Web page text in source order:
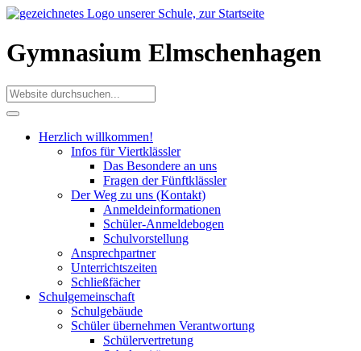
Gymnasium Elmschenhagen
Herzlich willkommen!
Infos für Viertklässler
Das Besondere an uns
Fragen der Fünftklässler
Der Weg zu uns (Kontakt)
Anmeldeinformationen
Schüler-Anmeldebogen
Schulvorstellung
Ansprechpartner
Unterrichtszeiten
Schließfächer
Schulgemeinschaft
Schulgebäude
Schüler übernehmen Verantwortung
Schülervertretung